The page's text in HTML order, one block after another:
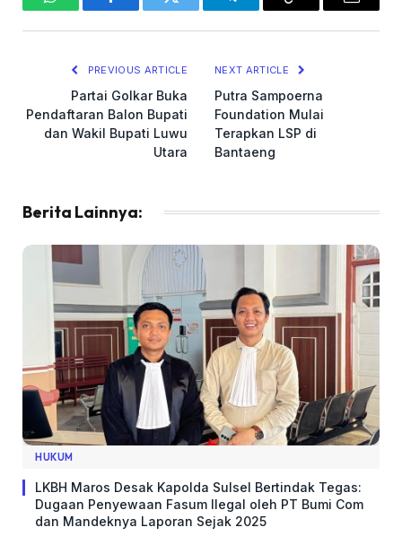
WhatsAppFacebookTwitter TelegramCopy
Email
PREVIOUS ARTICLE
Partai Golkar Buka
Pendaftaran Balon Bupati
dan Wakil Bupati Luwu
Utara
NEXT ARTICLE
Putra Sampoerna
Foundation Mulai
Terapkan LSP di
Bantaeng
Berita Lainnya:
HUKUM
LKBH Maros Desak Kapolda Sulsel Bertindak Tegas:
Dugaan Penyewaan Fasum Ilegal oleh PT Bumi Com
dan Mandeknya Laporan Sejak 2025